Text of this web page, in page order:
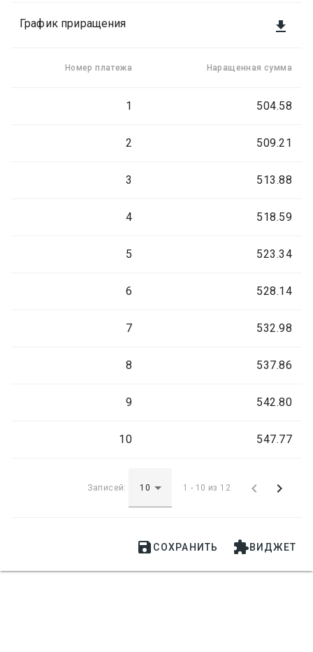

График приращения
Номер платежа Наращенная сумма
1 504.58
2 509.21
3 513.88
4 518.59
5 523.34
6 528.14
7 532.98
8 537.86
9 542.80
10 547.77
Записей: 1 - 10 из 12  
 СОХРАНИТЬ ВИДЖЕТ